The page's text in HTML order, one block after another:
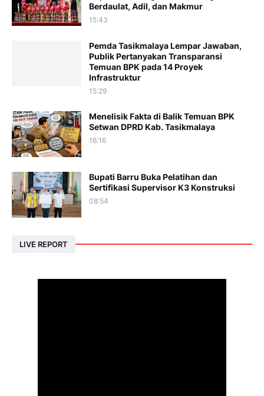
Berdaulat, Adil, dan Makmur
15:43
Pemda Tasikmalaya Lempar Jawaban,
Publik Pertanyakan Transparansi
Temuan BPK pada 14 Proyek
Infrastruktur
15:29
Menelisik Fakta di Balik Temuan BPK
Setwan DPRD Kab. Tasikmalaya
16:16
Bupati Barru Buka Pelatihan dan
Sertifikasi Supervisor K3 Konstruksi
08:54
LIVE REPORT